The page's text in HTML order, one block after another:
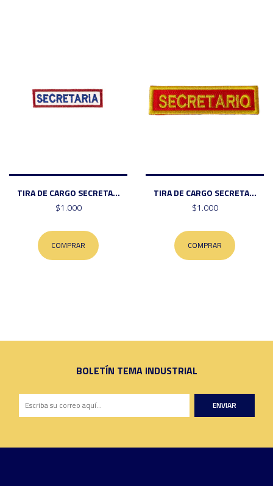
TIRA DE CARGO SECRETA...
$1.000
COMPRAR
TIRA DE CARGO SECRETA...
$1.000
COMPRAR
BOLETÍN TEMA INDUSTRIAL
ENVIAR